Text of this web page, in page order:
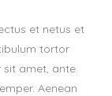
et netus et
tortor
amet, ante.
Aenean